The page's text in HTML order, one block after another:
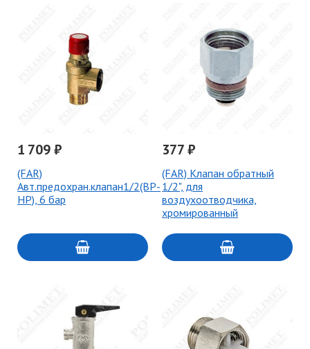
1 709 ₽
(FAR)
Авт.предохран.клапан1/2(ВР-
НР), 6 бар
377 ₽
(FAR) Клапан обратный
1/2", для
воздухоотводчика,
хромированный